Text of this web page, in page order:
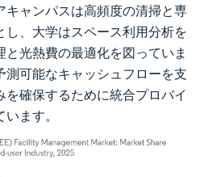
キャンパスは高頻度の清掃と専
し、大学はスペース利用分析を
光熱費の最適化を図っていま
可能なキャッシュフローを支
を確保するために統合プロバイ
ます。